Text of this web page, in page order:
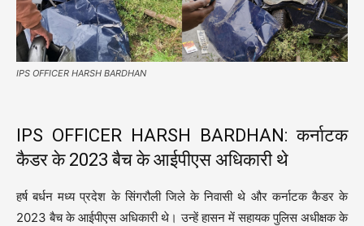
IPS OFFICER HARSH BARDHAN
IPS OFFICER HARSH BARDHAN: कर्नाटक
कैडर के 2023 बैच के आईपीएस अधिकारी थे
हर्ष बर्धन मध्य प्रदेश के सिंगरौली जिले के निवासी थे और कर्नाटक कैडर के
2023 बैच के आईपीएस अधिकारी थे। उन्हें हासन में सहायक पुलिस अधीक्षक के